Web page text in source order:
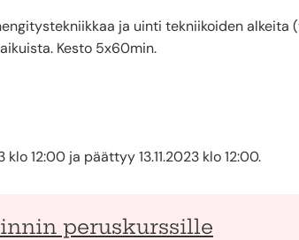
ja uinti tekniikoiden
Kesto 5x60min.
12:00 ja päättyy 13.11.2023 klo 12:00.
peruskurssille